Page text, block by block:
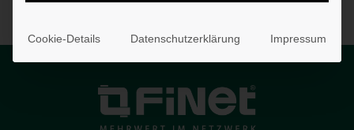
Cookie-Details Datenschutzerklärung Impressum